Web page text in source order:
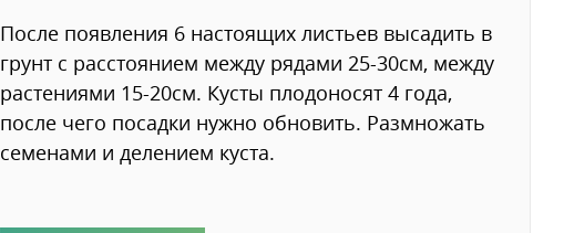
После появления 6 настоящих листьев высадить в
грунт с расстоянием между рядами 25-30см, между
растениями 15-20см. Кусты плодоносят 4 года,
после чего посадки нужно обновить. Размножать
семенами и делением куста.